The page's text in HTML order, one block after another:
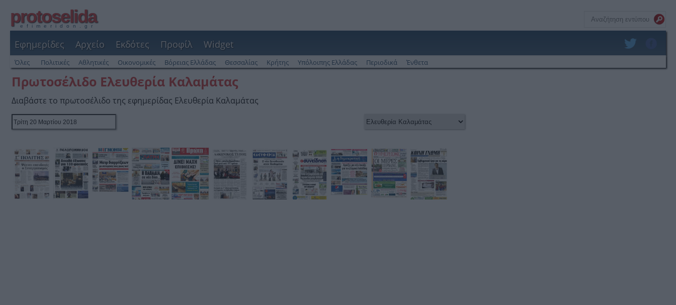
protoselida
efimeridon.gr
Εφημερίδες Αρχείο Εκδότες Προφίλ Widget
Όλες Πολιτικές Αθλητικές Οικονομικές Βόρειας Ελλάδας Θεσσαλίας Κρήτης Υπόλοιπης Ελλάδας Περιοδικά Ένθετα
Πρωτοσέλιδο Ελευθερία Καλαμάτας
Διαβάστε το πρωτοσέλιδο της εφημερίδας Ελευθερία Καλαμάτας